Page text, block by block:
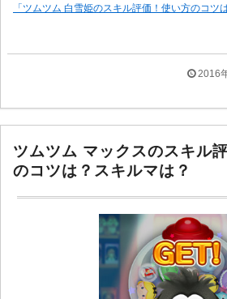
「ツムツム 白雪姫のスキル評価！使い方のコツ
2016
ツムツム マックスのスキル
のコツは？スキルマは？